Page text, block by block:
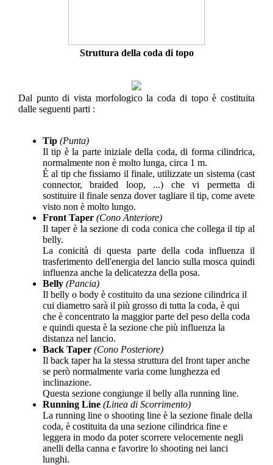
Struttura della coda di topo
Dal punto di vista morfologico la coda di topo è costituita
dalle seguenti parti :
Tip (Punta)
Il tip è la parte iniziale della coda, di forma cilindrica,
normalmente non è molto lunga, circa 1 m.
È al tip che fissiamo il finale, utilizzate un sistema (cast
connector, braided loop, ...) che vi permetta di
sostituire il finale senza dover tagliare il tip, come avete
visto non è molto lungo.
Front Taper (Cono Anteriore)
Il taper è la sezione di coda conica che collega il tip al
belly.
La conicità di questa parte della coda influenza il
trasferimento dell'energia del lancio sulla mosca quindi
influenza anche la delicatezza della posa.
Belly (Pancia)
Il belly o body è costituito da una sezione cilindrica il
cui diametro sarà il più grosso di tutta la coda, è qui
che è concentrato la maggior parte del peso della coda
e quindi questa è la sezione che più influenza la
distanza nel lancio.
Back Taper (Cono Posteriore)
Il back taper ha la stessa struttura del front taper anche
se però normalmente varia come lunghezza ed
inclinazione.
Questa sezione congiunge il belly alla running line.
Running Line (Linea di Scorrimento)
La running line o shooting line è la sezione finale della
coda, è costituita da una sezione cilindrica fine e
leggera in modo da poter scorrere velocemente negli
anelli della canna e favorire lo shooting nei lanci
lunghi.